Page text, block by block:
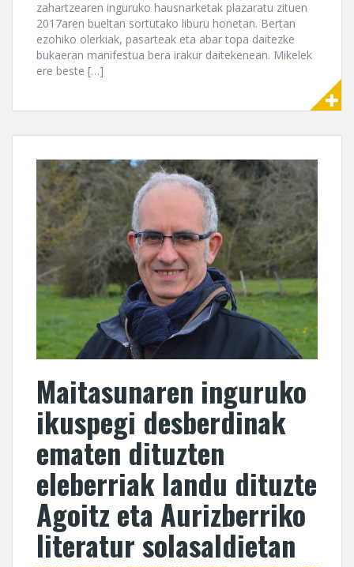
zahartzearen inguruko hausnarketak plazaratu zituen
2017aren bueltan sortutako liburu honetan. Bertan
ezohiko olerkiak, pasarteak eta abar topa daitezke
bukaeran manifestua bera irakur daitekenean. Mikelek
ere beste […]
Maitasunaren inguruko
ikuspegi desberdinak
ematen dituzten
eleberriak landu dituzte
Agoitz eta Aurizberriko
literatur solasaldietan